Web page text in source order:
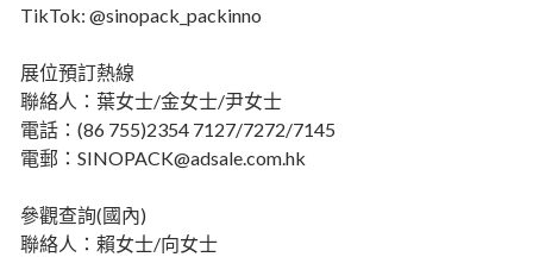
TikTok: @sinopack_packinno
展位預訂熱線
聯絡人：葉女士/金女士/尹女士
電話：(86 755)2354 7127/7272/7145
電郵：SINOPACK@adsale.com.hk
參觀查詢(國內)
聯絡人：賴女士/向女士